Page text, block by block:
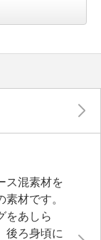
ス混素材を
材です。
をあしら
後ろ身頃に